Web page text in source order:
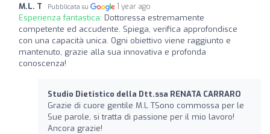
M.L. T Pubblicata su 1 year ago
Esperienza fantastica: Dottoressa estremamente
competente ed accudente. Spiega, verifica approfondisce
con una capacità unica. Ogni obiettivo viene raggiunto e
mantenuto, grazie alla sua innovativa e profonda
conoscenza!
Studio Dietistico della Dtt.ssa RENATA CARRARO
Grazie di cuore gentile M.L TSono commossa per le
Sue parole, si tratta di passione per il mio lavoro!
Ancora grazie!